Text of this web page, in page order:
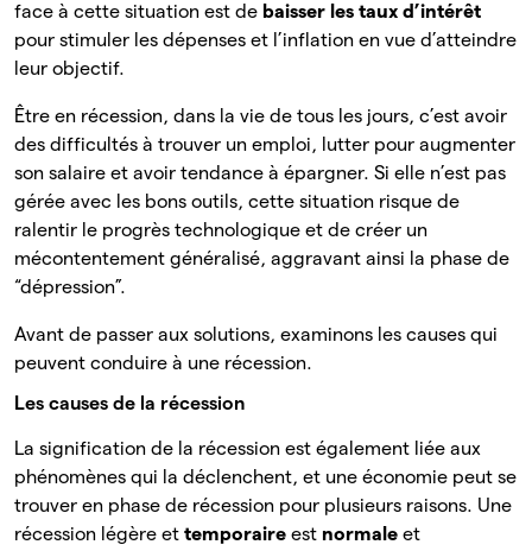
face à cette situation est de baisser les taux d’intérêt
pour stimuler les dépenses et l’inflation en vue d’atteindre
leur objectif.
Être en récession, dans la vie de tous les jours, c’est avoir
des difficultés à trouver un emploi, lutter pour augmenter
son salaire et avoir tendance à épargner. Si elle n’est pas
gérée avec les bons outils, cette situation risque de
ralentir le progrès technologique et de créer un
mécontentement généralisé, aggravant ainsi la phase de
“dépression”.
Avant de passer aux solutions, examinons les causes qui
peuvent conduire à une récession.
Les causes de la récession
La signification de la récession est également liée aux
phénomènes qui la déclenchent, et une économie peut se
trouver en phase de récession pour plusieurs raisons. Une
récession légère et temporaire est normale et